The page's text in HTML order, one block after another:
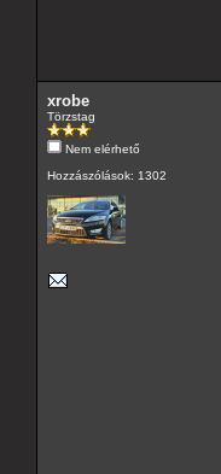
xrobe
Törzstag
Nem elérhető
Hozzászólások: 1302